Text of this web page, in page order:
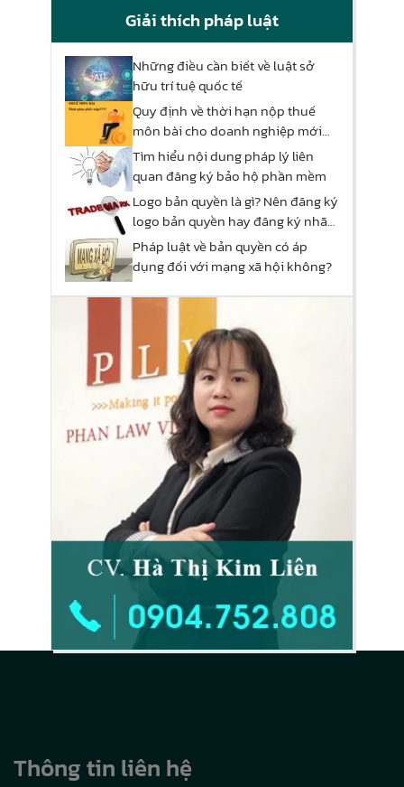
Giải thích pháp luật
Những điều cần biết về luật sở
hữu trí tuệ quốc tế
Quy định về thời hạn nộp thuế
môn bài cho doanh nghiệp mới
thành lập 2024
Tìm hiểu nội dung pháp lý liên
quan đăng ký bảo hộ phần mềm
Logo bản quyền là gì? Nên đăng ký
logo bản quyền hay đăng ký nhãn
hiệu?
Pháp luật về bản quyền có áp
dụng đối với mạng xã hội không?
Thông tin liên hệ